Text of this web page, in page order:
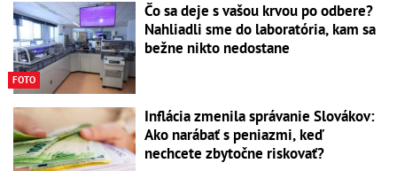
FOTO
Čo sa deje s vašou krvou po odbere?
Nahliadli sme do laboratória, kam sa
bežne nikto nedostane
Inflácia zmenila správanie Slovákov:
Ako narábať s peniazmi, keď
nechcete zbytočne riskovať?